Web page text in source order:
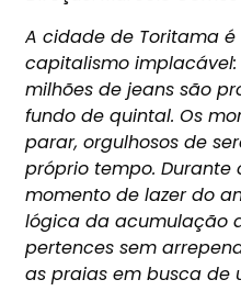
A cidade de Toritama
capitalismo
milhões de jeans são
fundo de quintal. Os
parar, orgulhosos de
próprio tempo. Durante
momento de lazer do
lógica da acumulação
pertences sem
as praias em busca de